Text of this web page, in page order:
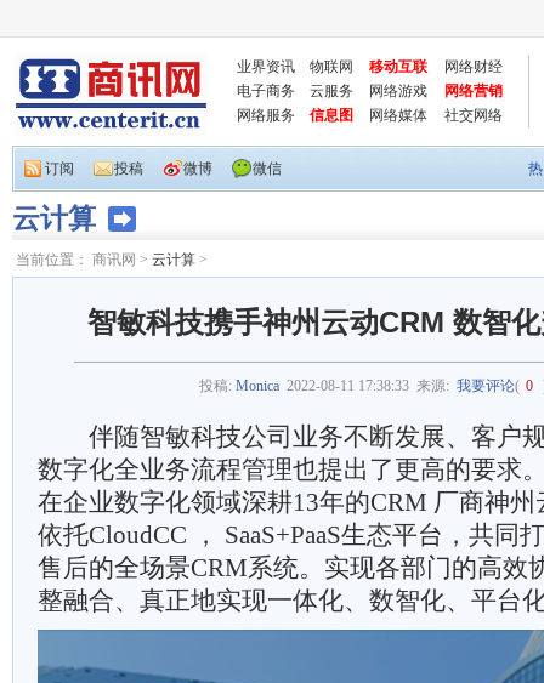
业界资讯 物联网 移动互联
网络财经
电子商务
云服务 网络游戏
网络营销
网络服务
信息图 网络媒体 社交网络
订阅 投稿 微博 微信
云计算
当前位置： 商讯网 > 云计算 >
智敏科技携手神州云动CRM 数智
投稿: Monica 2022-08-11 17:38:33来源: 我要评论( 0
伴随智敏科技公司业务不断发展、客户
数字化全业务流程管理也提出了更高的要求
在企业数字化领域深耕13年的CRM 厂商神
依托CloudCC ， SaaS+PaaS生态平台，共同
售后的全场景CRM系统。实现各部门的高效
整融合、真正地实现一体化、数智化、平台